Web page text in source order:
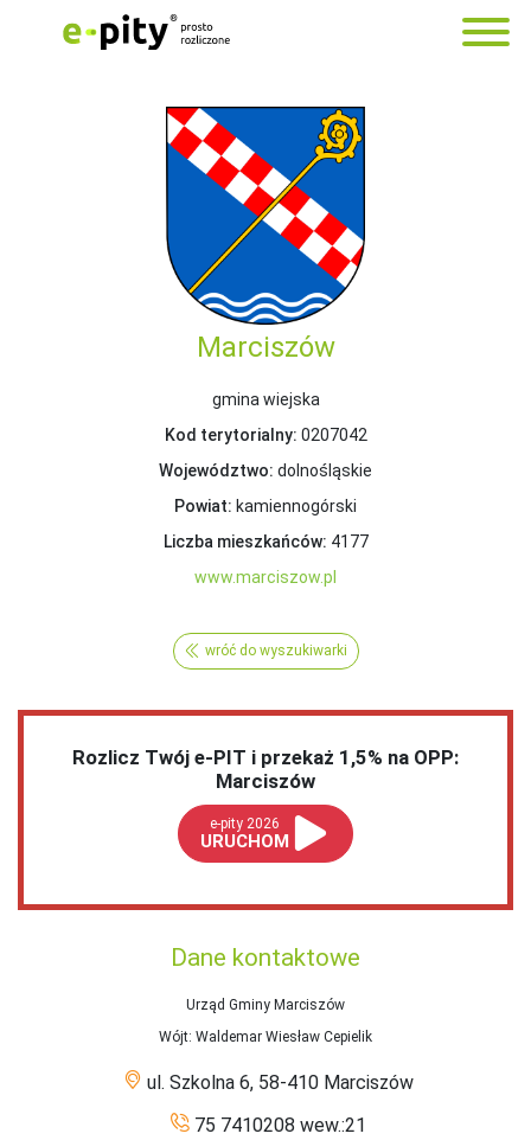
Marciszów
gmina wiejska
Kod terytorialny: 0207042
Województwo: dolnośląskie
Powiat: kamiennogórski
Liczba mieszkańców: 4177
www.marciszow.pl
wróć do wyszukiwarki
Rozlicz Twój e-PIT i przekaż 1,5% na OPP:
Marciszów
e-pity 2026
URUCHOM
Dane kontaktowe
Urząd Gminy Marciszów
Wójt: Waldemar Wiesław Cepielik
ul. Szkolna 6, 58-410 Marciszów
75 7410208 wew.:21